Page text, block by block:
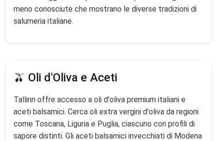
meno conosciute che mostrano le diverse tradizioni di
salumeria italiane.
🫒 Oli d'Oliva e Aceti
Tallinn offre accesso a oli d'oliva premium italiani e
aceti balsamici. Cerca oli extra vergini d'oliva da regioni
come Toscana, Liguria e Puglia, ciascuno con profili di
sapore distinti. Gli aceti balsamici invecchiati di Modena